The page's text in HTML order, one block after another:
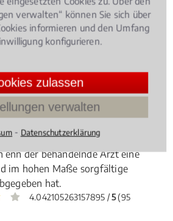
Patienten können von ihrer
bestimmten Voraussetzungen
einem aktuellen Gerichtsurteil aber
enn der behandelnde Arzt eine
im hohen Maße sorgfältige
hat.
4.042105263157895 /5(95
verwalten“ können Sie sich über
informieren und den Umfang
konfigurieren.
zulassen
verwalten
⁃ Datenschutzerklärung